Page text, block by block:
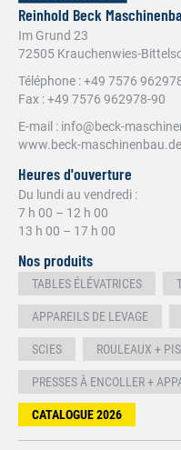
Reinhold Beck
Im Grund 23
72505 Krauchenwies-
Téléphone : +49 7576
Fax : +49 7576 962978-90
E-mail : info@beck-
www.beck-maschinenbau.de
Heures d'ouverture
Du lundi au vendredi :
7 h 00 – 12 h 00
13 h 00 – 17 h 00
Nos produits
TABLES ÉLÉVATRICES
APPAREILS DE LEVAGE
SCIES ROULEAUX +
PRESSES À ENCOLLER +
CATALOGUE 2026